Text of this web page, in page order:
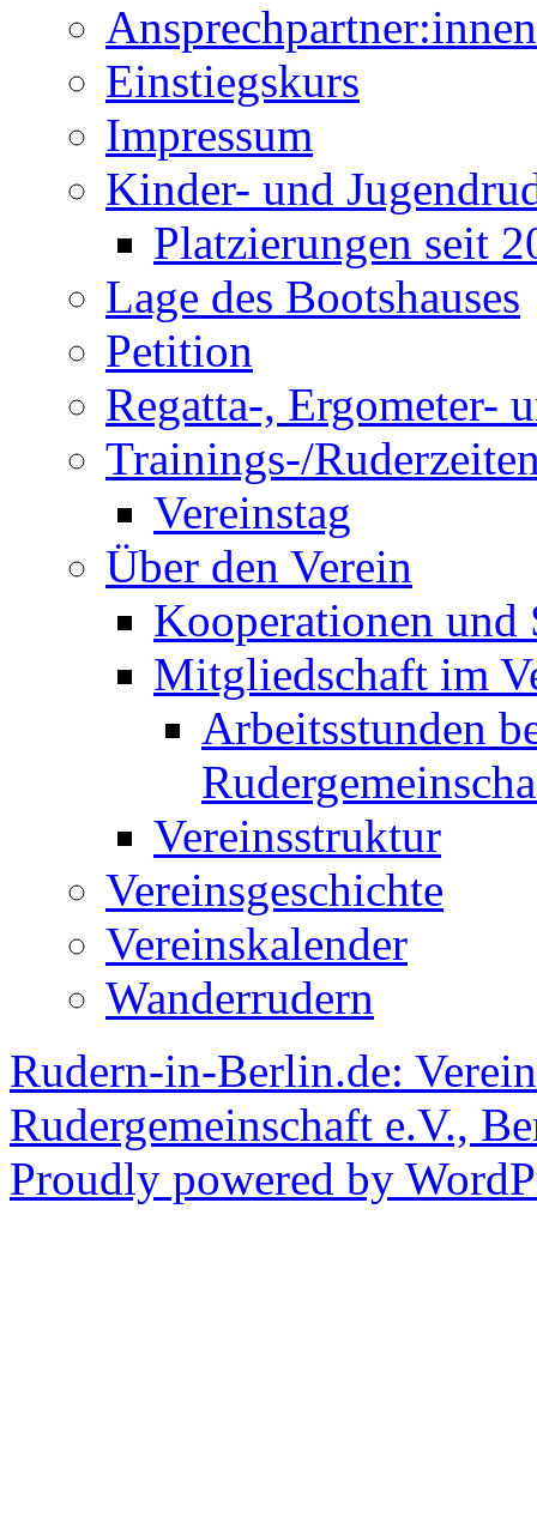
Ansprechpartner:innen
Einstiegskurs
Impressum
Kinder- und
Platzierungen seit
Lage des Bootshauses
Petition
Regatta-, Ergometer-
Trainings-/
Vereinstag
Über den Verein
Kooperationen und
Mitgliedschaft im
Arbeitsstunden
Vereinsstruktur
Vereinsgeschichte
Vereinskalender
Wanderrudern
Rudern-in-Berlin.de:
Rudergemeinschaft e.V.,
Proudly powered by